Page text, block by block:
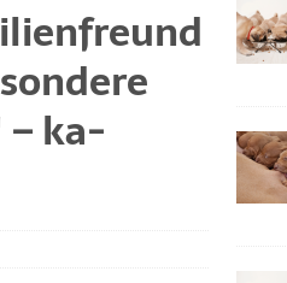
DIES UND DAS
Welpenfütterung bei Hunden gefragt
ka-